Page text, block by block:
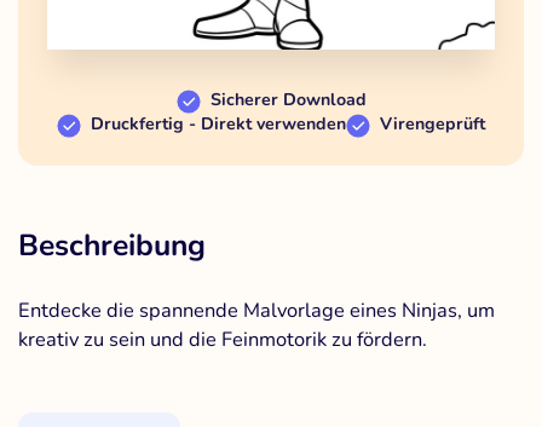
Sicherer Download
Druckfertig - Direkt verwenden
Virengeprüft
Beschreibung
Entdecke die spannende Malvorlage eines Ninjas, um
kreativ zu sein und die Feinmotorik zu fördern.